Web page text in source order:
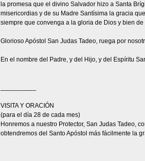
la promesa que el divino Salvador hizo a Santa
misericordias y de su Madre Santísima la gracia
siempre que convenga a la gloria de Dios y bien de
Glorioso Apóstol San Judas Tadeo, ruega por
En el nombre del Padre, y del Hijo, y del Espíritu
VISITA Y ORACIÓN
(para el día 28 de cada mes)
Honremos a nuestro Protector, San Judas Tadeo,
obtendremos del Santo Apóstol más fácilmente la